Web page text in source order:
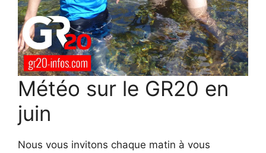
Météo sur le GR20 en
juin
Nous vous invitons chaque matin à vous